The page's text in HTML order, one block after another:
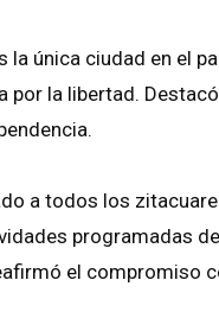
única ciudad en el
por la libertad.
a todos los
programadas
el compromiso